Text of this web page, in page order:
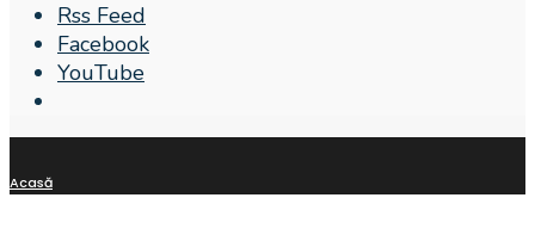
Rss Feed
Facebook
YouTube
Search
Acasă